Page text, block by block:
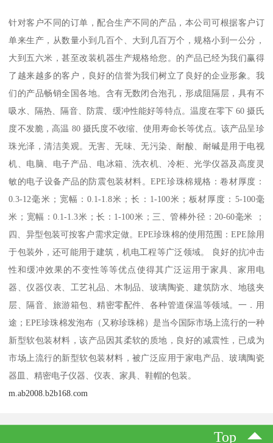
针对客户不同的订单，配合生产不同的产品，本公司可根据客户订
单来生产，从数量小到几百个、大到几百万个，规格小到一公分，
大到五六米，甚至改装机器生产规格给您。的产品已经为我们赢得
了越来越多的客户，良好的信誉为我们树立了良好的企业形象。我
们的产品畅销全国各地。含有无数闭合泡孔，形成阻隔层，具有不
吸水、隔热、隔音、防震、缓冲性能好等特点。温度在零下 60 摄氏
度不发脆，高温 80 摄氏度不收缩、使用寿命长等优点。该产品呈珍
珠光泽，清洁美观。无害、无味、无污染、耐酸、耐碱是用于电视
机、电脑、电子产品、电冰箱、洗衣机、冷柜、光学仪器及高度灵
敏的电子设备产品的防震包装材料。EPE珍珠棉规格：卷材厚度：
0.3-12毫米；宽幅：0.1-1.8米；长：1-100米；板材厚度：5-100毫
米；宽幅：0.1-1.3米；长：1-100米；三、管棒外径：20-60毫米 ；
四、异型包装可按客户需求定做。EPE珍珠棉的使用范围：EPE除用
于包装外，还可能用于建筑，机电工程等广泛领域。 良好的抗冲击
性和缓冲效果的不变性等等优点使得其广泛运用于家具、家用电
器、仪器仪表、工艺礼品、木制品、玻璃陶瓷、建筑防水、地毯夹
层、隔音、旅游箱包、精密零配件、各种管道保温等领域。一．用
途；EPE珍珠棉发泡布（又称珍珠棉）是当今国际市场上流行的一种
新型软包装材料，该产品因其柔软的质地，良好的减震性，已成为
市场上流行的新型软包装材料，被广泛应用于家电产品、玻璃陶瓷
器皿、精密电子仪器、仪表、家具、鞋帽的包装。
m.ab2008.b2b168.com
Top